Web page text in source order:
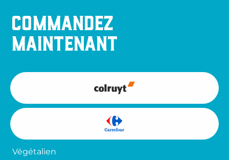
Commandez
maintenant
Végétalien